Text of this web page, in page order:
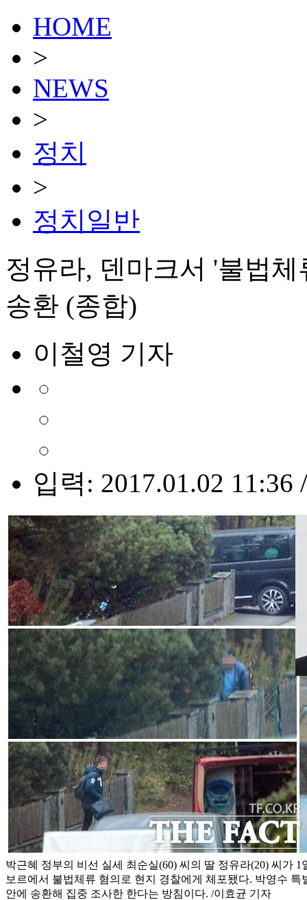
HOME
>
NEWS
>
정치
>
정치일반
정유라, 덴마크서 '불법
송환 (종합)
이철영 기자
입력: 2017.01.02 11:36
박근혜 정부의 비선 실세 최순실(60) 씨의 딸 정유라(20) 씨가
보르에서 불법체류 혐의로 현지 경찰에게 체포됐다. 박영수 특
안에 송환해 집중 조사한 한다는 방침이다. /이효균 기자